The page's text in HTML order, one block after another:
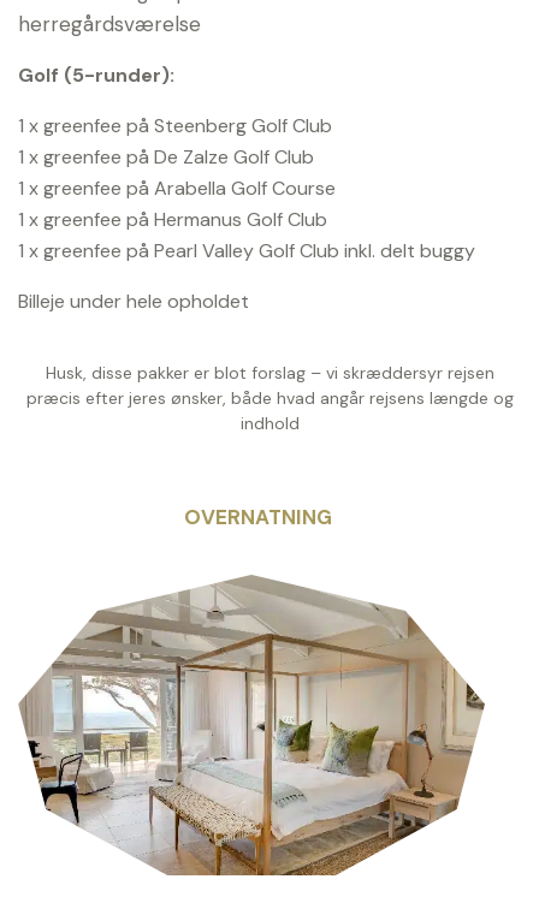
herregårdsværelse
Golf (5-runder):
1 x greenfee på Steenberg Golf Club
1 x greenfee på De Zalze Golf Club
1 x greenfee på Arabella Golf Course
1 x greenfee på Hermanus Golf Club
1 x greenfee på Pearl Valley Golf Club inkl. delt buggy
Billeje under hele opholdet
Husk, disse pakker er blot forslag – vi skræddersyr rejsen
præcis efter jeres ønsker, både hvad angår rejsens længde og
indhold
OVERNATNING